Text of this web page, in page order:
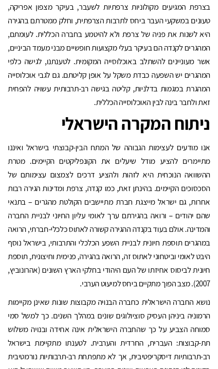
בצרפת המגיעים מקולוניות צרפתיות לשעבר, בעיקר מצפון אפריקה,
טעונים במשקעי העבר ביחס לתרבות הצרפתית, וחלק ממטרתם בהגירה
היא לשנות את פניה של צרפת ולא להיטמע בחברה הכללית. לעומתם,
המהגרים לקנדה הם בעיקר בעלי מקצועות חופשיים מבני מעמד הביניים,
אשר מעוניינים להשתלב באוכלוסייה המקומית. לטענתנו, לגישה כלפי
המהגרים יש השפעה כבדת משקל על אופן קליטתם. גם לגבי אוכלוסייה
המהגרת במגמות בדלניות, קליטה בגישה רב-תרבותית עשויה להפחית
זאת ולחבר בינה לבין האוכלוסייה הכללית.
ניתוח המקרה הישראלי
אנו מודעים לעצימות הגבוהה של המתח הבין-קבוצתי בישראל ואיננו
מתיימרים להציע מודל שיעלים את הקונפליקטים הקיימים. מטרת
ההשוואה הנוכחית היא לזהות ולהציע דרכים לצמצום עצימותם של
הסכסוכים הקיימים. בהינתן זאת, כמו קנדה, צרפת ומדינות הגירה רבות
אחרות, גם ישראל מייצגת חברת מתיישבים הקולטת מהגרים – בתנאי
שהם יהודים – ורואה בהגירתם ערך לאומי עליון החיוני לבניית החברה
והמדינה. אולם בעוד בקנדה ההגירה קשורה לאתוס כלכלי-חברתי, הרואה
במהגרים תוספת חיונית לבניית השפע הכלכלי והתרבותי, בישראל נוסף
היבט לאומי וביטחוני לאתוס זה, הרואה בהגירה, פנימית וחיצונית, תוספת
חיונית לביסוס אחיזתו של העם היהודי בחלקי הארץ השונים (אהרונוביץ,
2007). מצב הפוך מתקיים ביחס למיעוט הערבי.
נושא החברה הישראלית כחברה הבנויה מקבוצות שונות שאינן מקיימות
הרמוניה ביניהן העסיק סוציולוגים שונים במהלך השנים. כך למשל סמי
סמוחה הצביע על כך שהחברה הישראלית אינה אחידה ובנויה משלוש
תת-קבוצות: העברית, החרדית והערבית. לטענתו מתקיימת בישראל
רב-תרבותיות דיסקריפטיבית, אך לא מתפתחת רב-תרבותיות נורמטיבית